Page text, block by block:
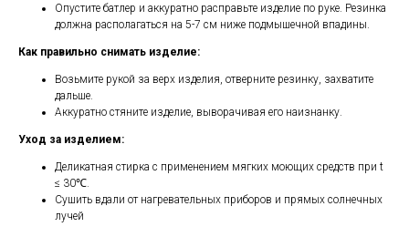
Опустите батлер и аккуратно расправьте изделие по руке. Резинка
должна располагаться на 5-7 см ниже подмышечной впадины.
Как правильно снимать изделие:
Возьмите рукой за верх изделия, отверните резинку, захватите
дальше.
Аккуратно стяните изделие, выворачивая его наизнанку.
Уход за изделием:
Деликатная стирка с применением мягких моющих средств при t
≤ 30℃.
Сушить вдали от нагревательных приборов и прямых солнечных
лучей